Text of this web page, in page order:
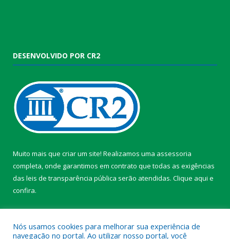
DESENVOLVIDO POR CR2
Muito mais que criar um site! Realizamos uma assessoria
completa, onde garantimos em contrato que todas as exigências
das leis de transparência pública serão atendidas. Clique aqui e
confira.
Nós usamos cookies para melhorar sua experiência de
navegação no portal. Ao utilizar nosso portal, você